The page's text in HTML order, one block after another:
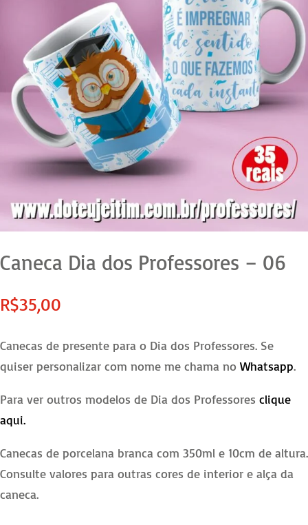
Caneca Dia dos Professores – 06
R$35,00
Canecas de presente para o Dia dos Professores. Se
quiser personalizar com nome me chama no Whatsapp.
Para ver outros modelos de Dia dos Professores clique
aqui.
Canecas de porcelana branca com 350ml e 10cm de altura.
Consulte valores para outras cores de interior e alça da
caneca.